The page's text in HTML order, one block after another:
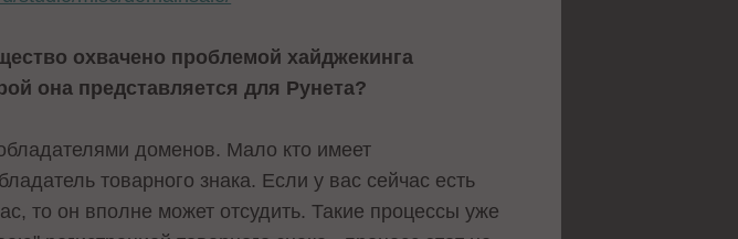
охвачено проблемой хайджекинга
она представляется для Рунета?
доменов. Мало кто имеет
товарного знака. Если у вас сейчас есть
то он вполне может отсудить. Такие процессы уже